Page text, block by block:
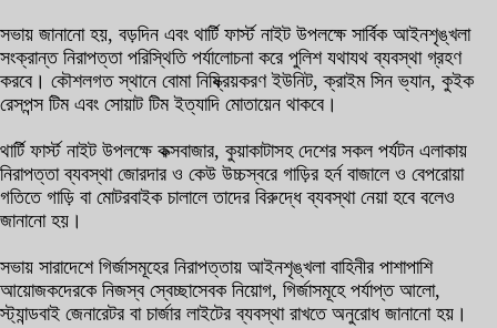
সভায় জানানো হয়, বড়দিন এবং থার্টি ফার্স্ট নাইট উপলক্ষে সার্বিক আইনশৃঙ্খলা
সংক্রান্ত নিরাপত্তা পরিস্থিতি পর্যালোচনা করে পুলিশ যথাযথ ব্যবস্থা গ্রহণ
করবে। কৌশলগত স্থানে বোমা নিষ্ক্রিয়করণ ইউনিট, ক্রাইম সিন ভ্যান, কুইক
রেসপন্স টিম এবং সোয়াট টিম ইত্যাদি মোতায়েন থাকবে।
থার্টি ফার্স্ট নাইট উপলক্ষে কক্সবাজার, কুয়াকাটাসহ দেশের সকল পর্যটন এলাকায়
নিরাপত্তা ব্যবস্থা জোরদার ও কেউ উচ্চস্বরে গাড়ির হর্ন বাজালে ও বেপরোয়া
গতিতে গাড়ি বা মোটরবাইক চালালে তাদের বিরুদ্ধে ব্যবস্থা নেয়া হবে বলেও
জানানো হয়।
সভায় সারাদেশে গির্জাসমূহের নিরাপত্তায় আইনশৃঙ্খলা বাহিনীর পাশাপাশি
আয়োজকদেরকে নিজস্ব স্বেচ্ছাসেবক নিয়োগ, গির্জাসমূহে পর্যাপ্ত আলো,
স্ট্যান্ডবাই জেনারেটর বা চার্জার লাইটের ব্যবস্থা রাখতে অনুরোধ জানানো হয়।